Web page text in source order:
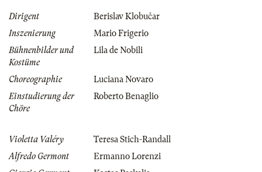
Dirigent
Berislav Klobučar
Inszenierung
Mario Frigerio
Bühnenbilder und
Kostüme
Lila de Nobili
Choreographie
Luciana Novaro
Einstudierung der
Chöre
Roberto Benaglio
Violetta Valéry
Teresa Stich-Randall
Alfredo Germont
Ermanno Lorenzi